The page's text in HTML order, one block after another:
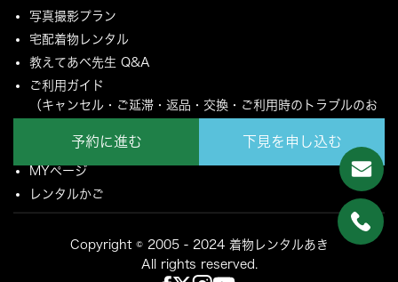
予約に進む 下見を申し込む
写真撮影プラン
宅配着物レンタル
教えてあべ先生 Q&A
ご利用ガイド
（キャンセル・ご延滞・返品・交換・ご利用時のトラブルのお
ご配送とご返却について
MYページ
レンタルかご
Copyright © 2005 - 2024 着物レンタルあき
All rights reserved.